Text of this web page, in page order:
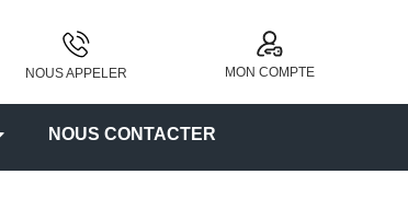
NOUS APPELER MON COMPTE
NOUS CONTACTER